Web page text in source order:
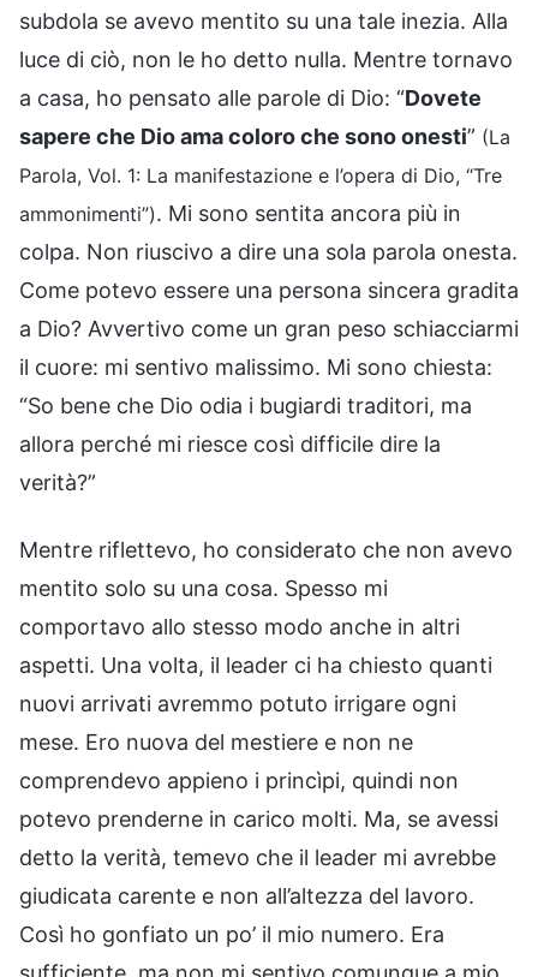
subdola se avevo mentito su una tale inezia. Alla
luce di ciò, non le ho detto nulla. Mentre tornavo
a casa, ho pensato alle parole di Dio: “Dovete
sapere che Dio ama coloro che sono onesti” (La
Parola, Vol. 1: La manifestazione e l’opera di Dio, “Tre
ammonimenti”). Mi sono sentita ancora più in
colpa. Non riuscivo a dire una sola parola onesta.
Come potevo essere una persona sincera gradita
a Dio? Avvertivo come un gran peso schiacciarmi
il cuore: mi sentivo malissimo. Mi sono chiesta:
“So bene che Dio odia i bugiardi traditori, ma
allora perché mi riesce così difficile dire la
verità?”
Mentre riflettevo, ho considerato che non avevo
mentito solo su una cosa. Spesso mi
comportavo allo stesso modo anche in altri
aspetti. Una volta, il leader ci ha chiesto quanti
nuovi arrivati avremmo potuto irrigare ogni
mese. Ero nuova del mestiere e non ne
comprendevo appieno i princìpi, quindi non
potevo prenderne in carico molti. Ma, se avessi
detto la verità, temevo che il leader mi avrebbe
giudicata carente e non all’altezza del lavoro.
Così ho gonfiato un po’ il mio numero. Era